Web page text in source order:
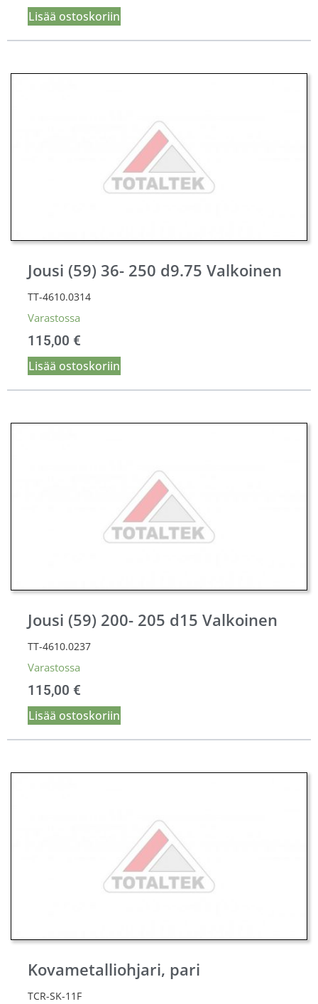
Lisää ostoskoriin
Jousi (59) 36- 250 d9.75 Valkoinen
TT-4610.0314
Varastossa
115,00 €
Lisää ostoskoriin
Jousi (59) 200- 205 d15 Valkoinen
TT-4610.0237
Varastossa
115,00 €
Lisää ostoskoriin
Kovametalliohjari, pari
TCR-SK-11F